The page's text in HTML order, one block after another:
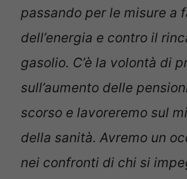
passando per le misure a
dell’energia e contro il
gasolio. C’è la volontà di
sull’aumento delle
scorso e lavoreremo sul
della sanità. Avremo un
nei confronti di chi si